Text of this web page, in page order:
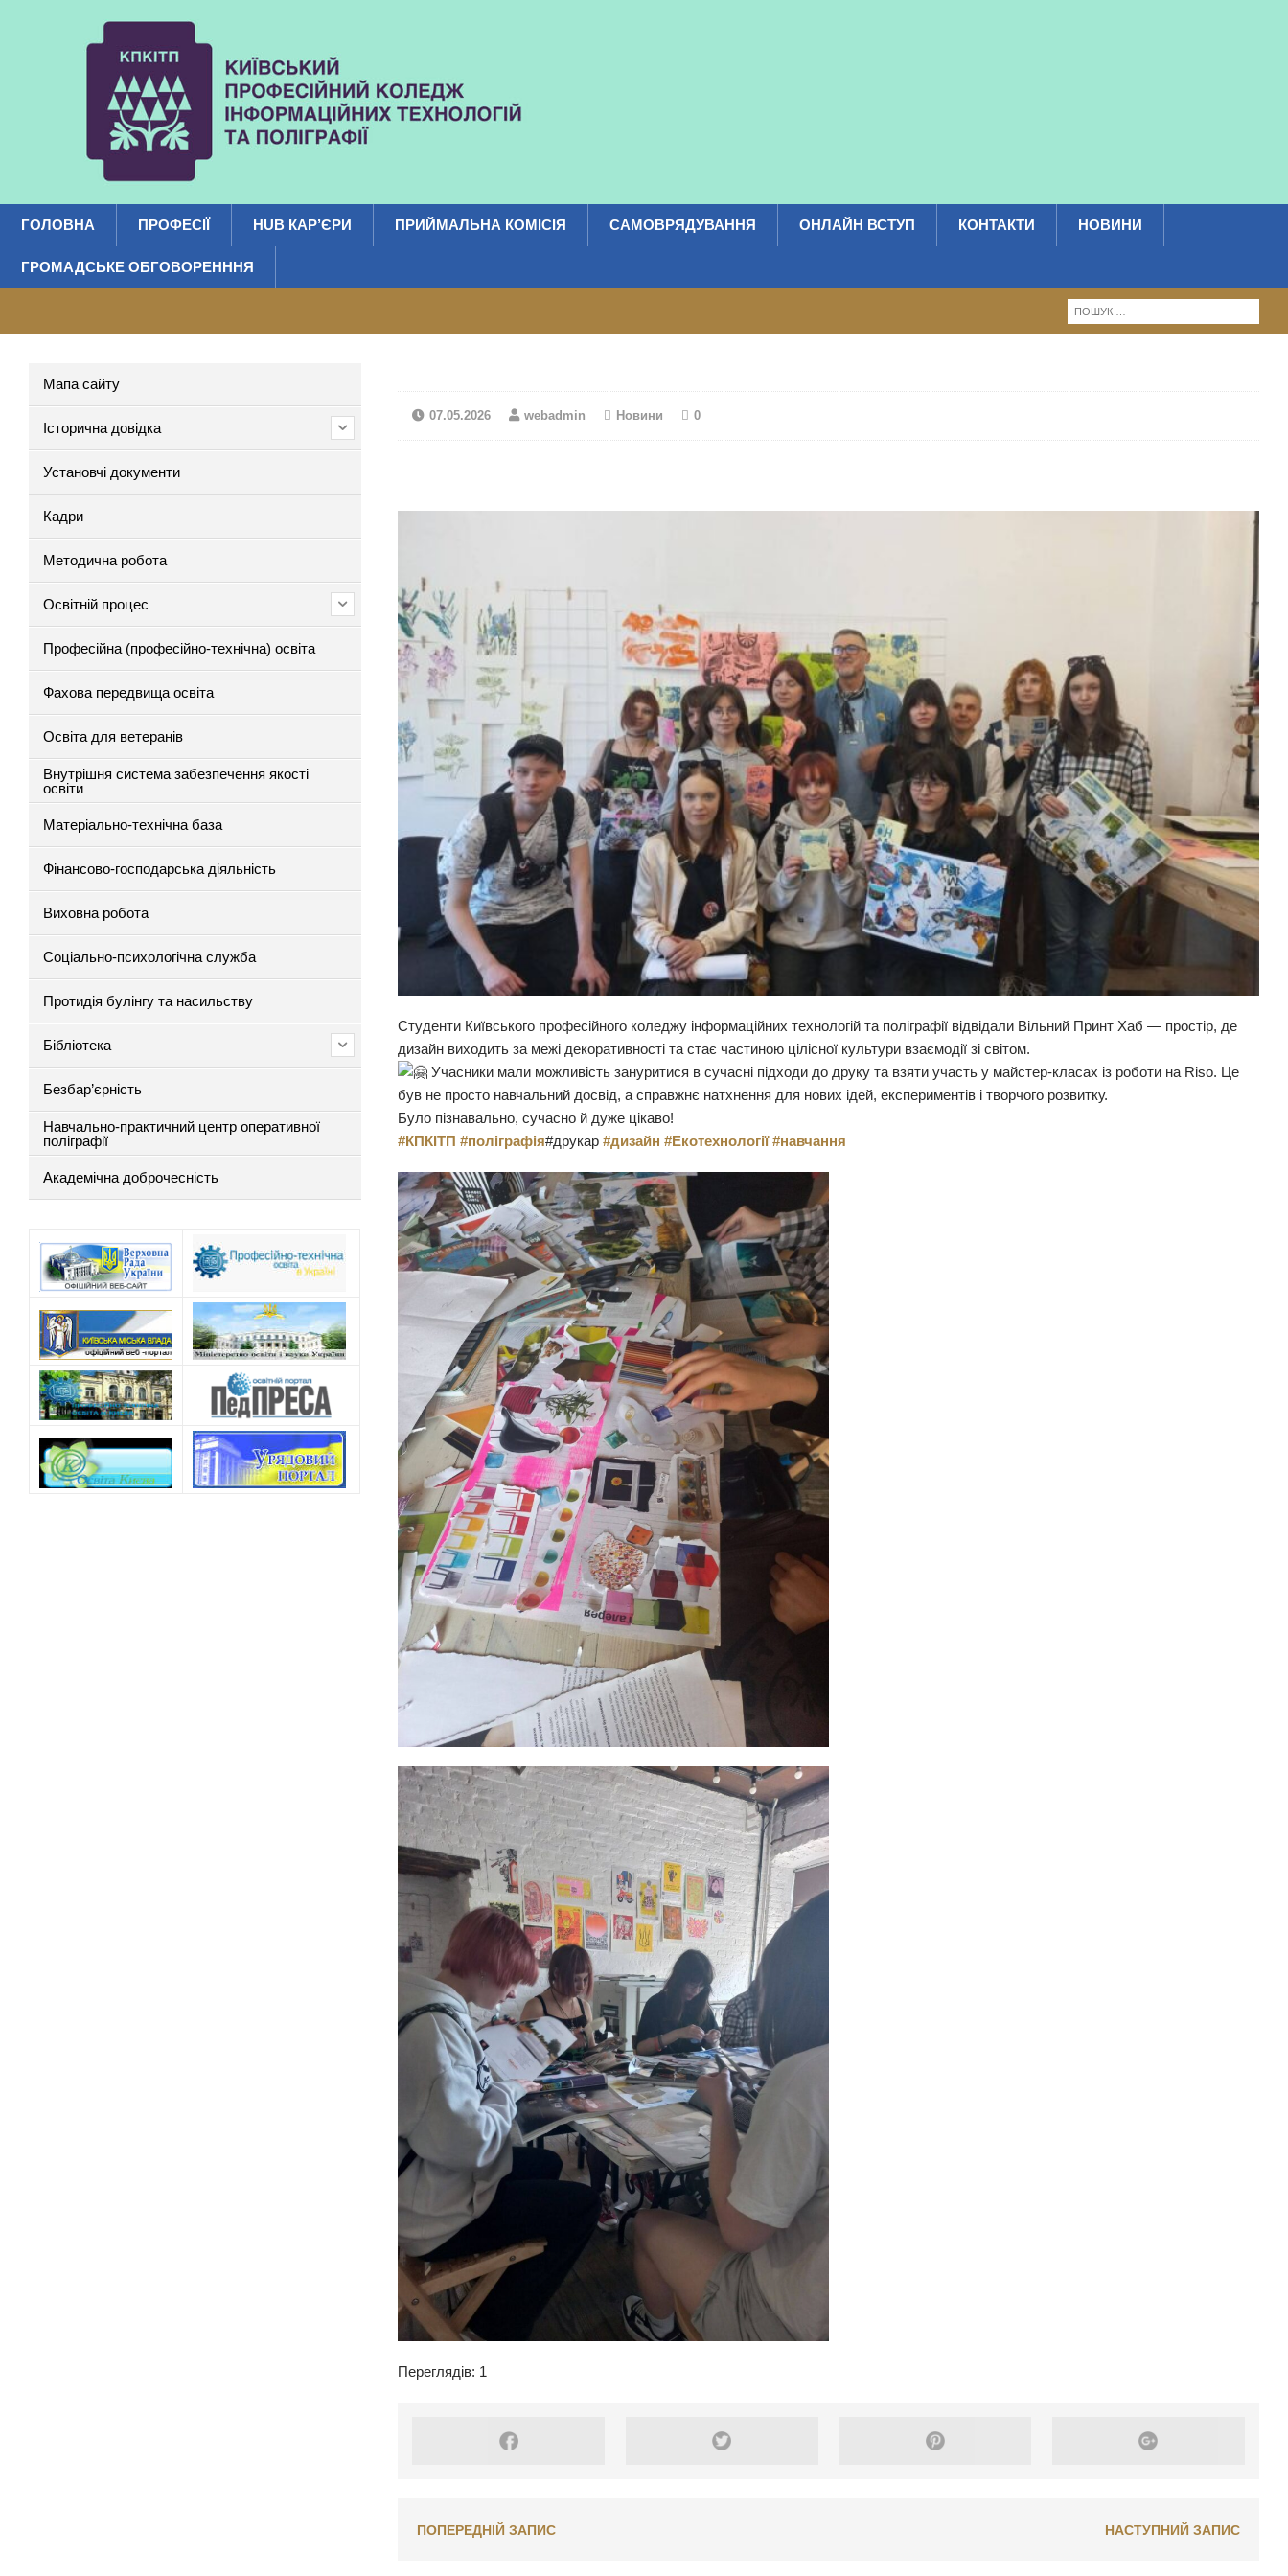
ГОЛОВНА ПРОФЕСІЇ HUB КАР’ЄРИ ПРИЙМАЛЬНА КОМІСІЯ САМОВРЯДУВАННЯ ОНЛАЙН ВСТУП КОНТАКТИ НОВИНИ
ГРОМАДСЬКЕ ОБГОВОРЕНННЯ
07.05.2026 webadmin Новини 0
Студенти Київського професійного коледжу інформаційних технологій та поліграфії відвідали Вільний Принт Хаб — простір, де
дизайн виходить за межі декоративності та стає частиною цілісної культури взаємодії зі світом.
Учасники мали можливість зануритися в сучасні підходи до друку та взяти участь у майстер-класах із роботи на Riso. Це
був не просто навчальний досвід, а справжнє натхнення для нових ідей, експериментів і творчого розвитку.
Було пізнавально, сучасно й дуже цікаво!
#КПКІТП #поліграфія#друкар#дизайн #Екотехнології #навчання
Переглядів: 1
ПОПЕРЕДНІЙ ЗАПИС НАСТУПНИЙ ЗАПИС
Мапа сайту
Історична довідка
Установчі документи
Кадри
Методична робота
Освітній процес
Професійна (професійно-технічна) освіта
Фахова передвища освіта
Освіта для ветеранів
Внутрішня система забезпечення якості
освіти
Матеріально-технічна база
Фінансово-господарська діяльність
Виховна робота
Соціально-психологічна служба
Протидія булінгу та насильству
Бібліотека
Безбар’єрність
Навчально-практичний центр оперативної
поліграфії
Академічна доброчесність